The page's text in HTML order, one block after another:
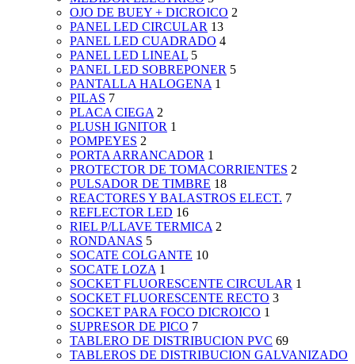
OJO DE BUEY + DICROICO 2
PANEL LED CIRCULAR 13
PANEL LED CUADRADO 4
PANEL LED LINEAL 5
PANEL LED SOBREPONER 5
PANTALLA HALOGENA 1
PILAS 7
PLACA CIEGA 2
PLUSH IGNITOR 1
POMPEYES 2
PORTA ARRANCADOR 1
PROTECTOR DE TOMACORRIENTES 2
PULSADOR DE TIMBRE 18
REACTORES Y BALASTROS ELECT. 7
REFLECTOR LED 16
RIEL P/LLAVE TERMICA 2
RONDANAS 5
SOCATE COLGANTE 10
SOCATE LOZA 1
SOCKET FLUORESCENTE CIRCULAR 1
SOCKET FLUORESCENTE RECTO 3
SOCKET PARA FOCO DICROICO 1
SUPRESOR DE PICO 7
TABLERO DE DISTRIBUCION PVC 69
TABLEROS DE DISTRIBUCION GALVANIZADO